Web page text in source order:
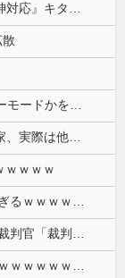
【涙腺崩壊】梨泥棒に絶望した農家さん、『神対応』キタァアアアアアーーーーーー！！
【悲報】NHK、女さんの人生がいかにイージーモードかをわかりやすく放送してしまうｗｗｗｗｗ
あっち系が持ち上げまくっていた某覆面芸術家、実際は他人に迷惑をかけまくりだったと証明されてしまい……
ｗｗｗｗ
【朗報】 最近のおばさん、普通にエッッッすぎるｗｗｗｗｗｗｗｗｗｗ
江別リンチ犯「立って謝罪は本気じゃない」 裁判官「裁判で土下座してないキミは本気じゃないな」
【超速報】 夏終了ｗｗｗｗｗｗｗｗｗｗｗｗｗｗｗｗｗｗｗｗｗｗｗｗｗｗｗｗｗｗｗｗｗｗｗｗｗｗｗｗ